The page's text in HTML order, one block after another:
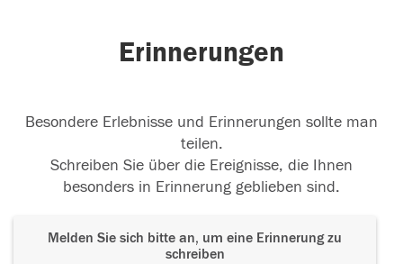
Erinnerungen
Besondere Erlebnisse und Erinnerungen sollte man
teilen.
Schreiben Sie über die Ereignisse, die Ihnen
besonders in Erinnerung geblieben sind.
Melden Sie sich bitte an, um eine Erinnerung zu
schreiben